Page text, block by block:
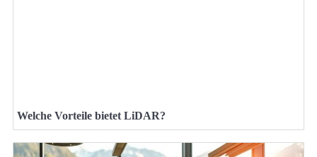
Welche Vorteile bietet LiDAR?